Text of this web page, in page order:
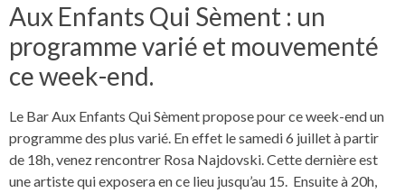
Aux Enfants Qui Sèment : un
programme varié et mouvementé
ce week-end.
Le Bar Aux Enfants Qui Sèment propose pour ce week-end un
programme des plus varié. En effet le samedi 6 juillet à partir
de 18h, venez rencontrer Rosa Najdovski. Cette dernière est
une artiste qui exposera en ce lieu jusqu’au 15. Ensuite à 20h,